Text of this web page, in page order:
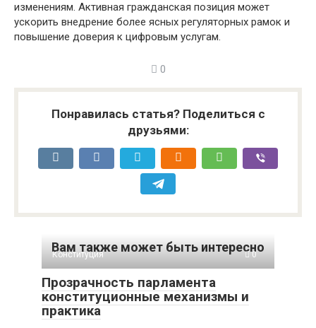
изменениям. Активная гражданская позиция может
ускорить внедрение более ясных регуляторных рамок и
повышение доверия к цифровым услугам.
0
Понравилась статья? Поделиться с
друзьями:
Вам также может быть интересно
Конституция 0
Прозрачность парламента
конституционные механизмы и
практика